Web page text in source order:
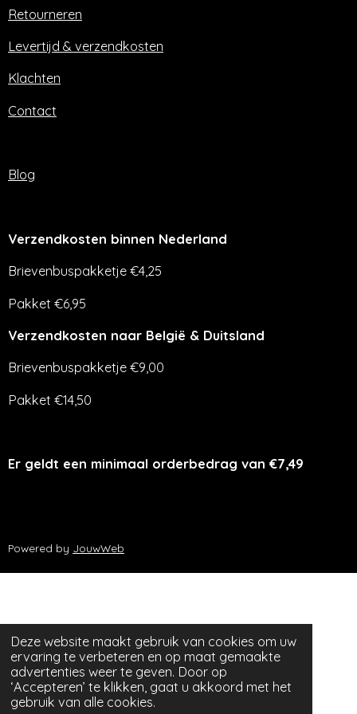
Deze website maakt gebruik van cookies om uw
ervaring te verbeteren en op maat gemaakte
advertenties weer te geven. Door op
‘Accepteren’ te klikken, gaat u akkoord met het
gebruik van alle cookies.
o
r
m
Retourneren
Levertijd & verzendkosten
Klachten
Contact
Blog
Verzendkosten binnen Nederland
Brievenbuspakketje €4,25
Pakket €6,95
Verzendkosten naar België & Duitsland
Brievenbuspakketje €9,00
Pakket €14,50
Er geldt een minimaal orderbedrag van €7,49
Powered by JouwWeb